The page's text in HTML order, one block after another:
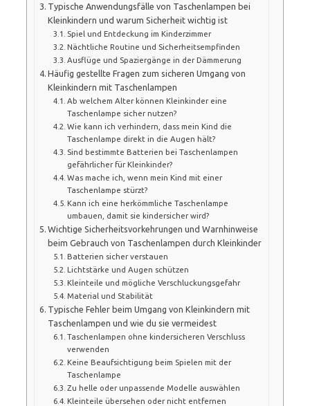
Typische Anwendungsfälle von Taschenlampen bei
Kleinkindern und warum Sicherheit wichtig ist
Spiel und Entdeckung im Kinderzimmer
Nächtliche Routine und Sicherheitsempfinden
Ausflüge und Spaziergänge in der Dämmerung
Häufig gestellte Fragen zum sicheren Umgang von
Kleinkindern mit Taschenlampen
Ab welchem Alter können Kleinkinder eine
Taschenlampe sicher nutzen?
Wie kann ich verhindern, dass mein Kind die
Taschenlampe direkt in die Augen hält?
Sind bestimmte Batterien bei Taschenlampen
gefährlicher für Kleinkinder?
Was mache ich, wenn mein Kind mit einer
Taschenlampe stürzt?
Kann ich eine herkömmliche Taschenlampe
umbauen, damit sie kindersicher wird?
Wichtige Sicherheitsvorkehrungen und Warnhinweise
beim Gebrauch von Taschenlampen durch Kleinkinder
Batterien sicher verstauen
Lichtstärke und Augen schützen
Kleinteile und mögliche Verschluckungsgefahr
Material und Stabilität
Typische Fehler beim Umgang von Kleinkindern mit
Taschenlampen und wie du sie vermeidest
Taschenlampen ohne kindersicheren Verschluss
verwenden
Keine Beaufsichtigung beim Spielen mit der
Taschenlampe
Zu helle oder unpassende Modelle auswählen
Kleinteile übersehen oder nicht entfernen